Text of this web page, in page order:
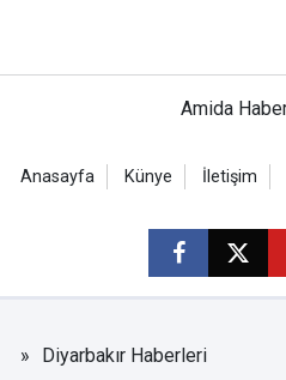
Amida
Anasayfa Künye İletişim
Diyarbakır Haberleri